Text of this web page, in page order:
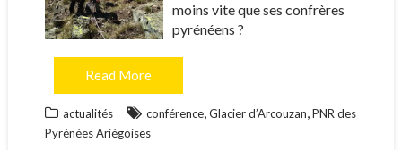
moins vite que ses confrères
pyrénéens ?
Read More
actualités conférence,Glacier d’Arcouzan,PNR des
Pyrénées Ariégoises